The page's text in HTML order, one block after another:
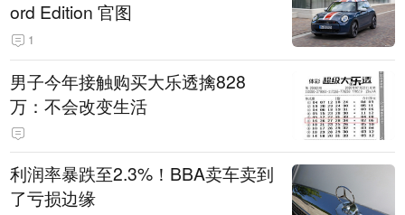
ord Edition 官图
1
男子今年接触购买大乐透擒828
万：不会改变生活
利润率暴跌至2.3%！BBA卖车卖到
了亏损边缘